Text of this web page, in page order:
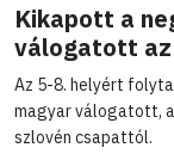
Kikapott a
válogatott az
Az 5-8. helyért
magyar válogatott,
szlovén csapattól.